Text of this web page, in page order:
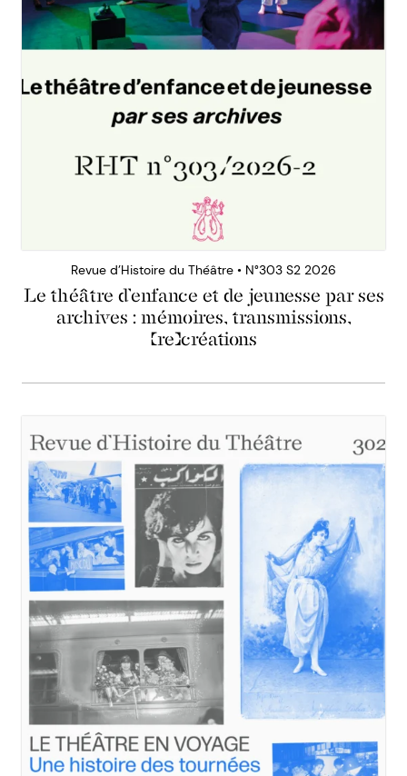
Revue d’Histoire du Théâtre • N°303 S2 2026
Le théâtre d’enfance et de jeunesse par ses
archives : mémoires, transmissions,
(re)créations